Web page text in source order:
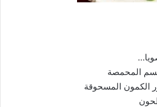
…
المحمصة
الكمون المسحوقة